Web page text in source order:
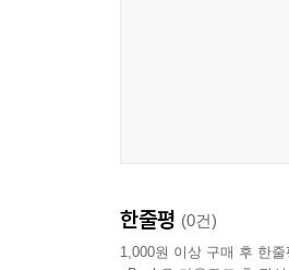
한줄평 (0건)
1,000원 이상 구매 후 한줄